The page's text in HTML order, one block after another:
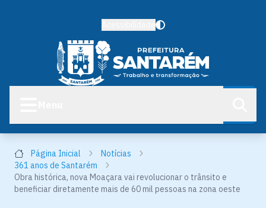
Página Inicial
Notícias
361 anos de Santarém
Obra histórica, nova Moaçara vai revolucionar o trânsito e
beneficiar diretamente mais de 60 mil pessoas na zona oeste